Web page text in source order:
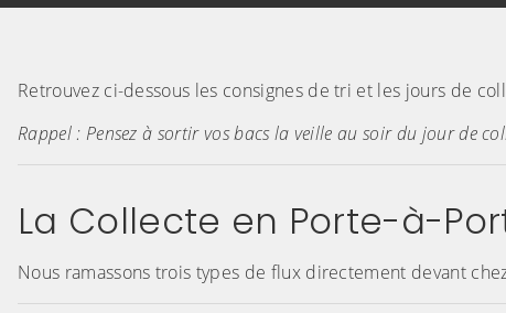
Retrouvez ci-dessous les consignes de tri et les jours de
Rappel : Pensez à sortir vos bacs la veille au soir du jour de
La Collecte en Porte-à-
Nous ramassons trois types de flux directement devant